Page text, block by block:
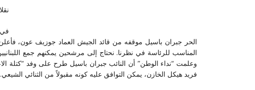
في
الحر جبران باسيل موقفه من قائد الجيش العماد جوزيف عون،
المناسب للرئاسة في نظرنا. نحتاج إلى مرشحين يمكنهم جمع
وعلمت “نداء الوطن” أن النائب جبران باسيل طرح على وفد “كتلة
فريد هيكل الخازن، يمكن التوافق عليه كونه مقبولاً من الثنائي الشيعي.